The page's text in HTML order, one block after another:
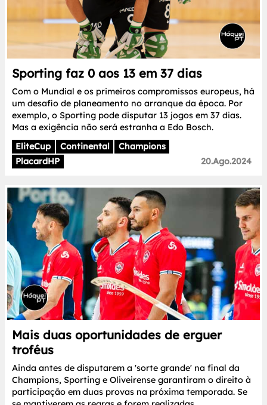
Sporting faz 0 aos 13 em 37 dias
Com o Mundial e os primeiros compromissos europeus, há
um desafio de planeamento no arranque da época. Por
exemplo, o Sporting pode disputar 13 jogos em 37 dias.
Mas a exigência não será estranha a Edo Bosch.
EliteCup
Continental
Champions
PlacardHP
20.Ago.2024
Mais duas oportunidades de erguer
troféus
Ainda antes de disputarem a 'sorte grande' na final da
Champions, Sporting e Oliveirense garantiram o direito à
participação em duas provas na próxima temporada. Se